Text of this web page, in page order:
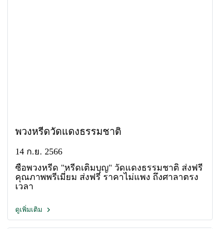
พวงหรีดวัดแดงธรรมชาติ
14 ก.ย. 2566
ซื้อพวงหรีด "หรีดเติมบุญ" วัดแดงธรรมชาติ ส่งฟรี
คุณภาพพรีเมี่ยม ส่งฟรี ราคาไม่แพง ถึงศาลาตรง
เวลา
ดูเพิ่มเติม